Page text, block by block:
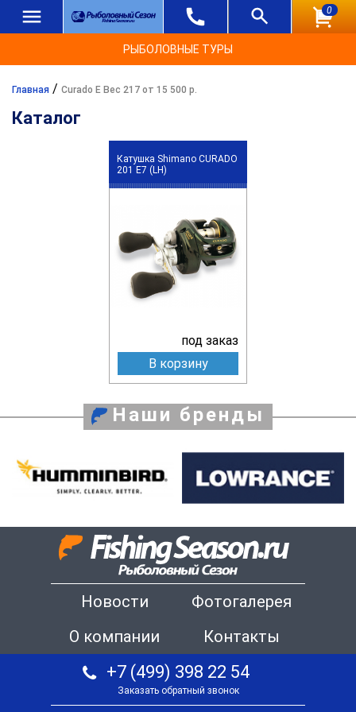
0
РЫБОЛОВНЫЕ ТУРЫ
Главная / Curado E Вес 217 от 15 500 р.
Каталог
Катушка Shimano CURADO
201 E7 (LH)
под заказ
В корзину
Наши бренды
Новости
Фотогалерея
О компании
Контакты
+7 (499) 398 22 54
Заказать обратный звонок